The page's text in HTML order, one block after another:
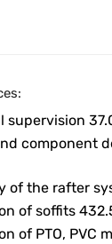
supervision
component
of the rafter
of soffits
of PTO, PVC